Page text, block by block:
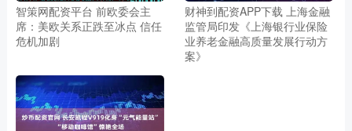
智策网配资平台 前欧委会主
席：美欧关系正跌至冰点 信任
危机加剧
财神到配资APP下载 上海金融
监管局印发《上海银行业保险
业养老金融高质量发展行动方
案》